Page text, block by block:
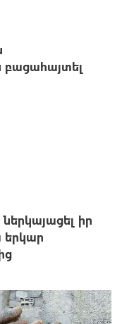
բացահայտել
իր